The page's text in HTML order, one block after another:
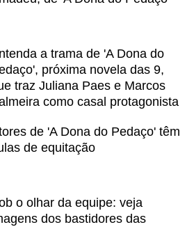
a trama de 'A Dona do
próxima novela das 9,
traz Juliana Paes e Marcos
como casal protagonista
de 'A Dona do Pedaço' têm
de equitação
o olhar da equipe: veja
dos bastidores das